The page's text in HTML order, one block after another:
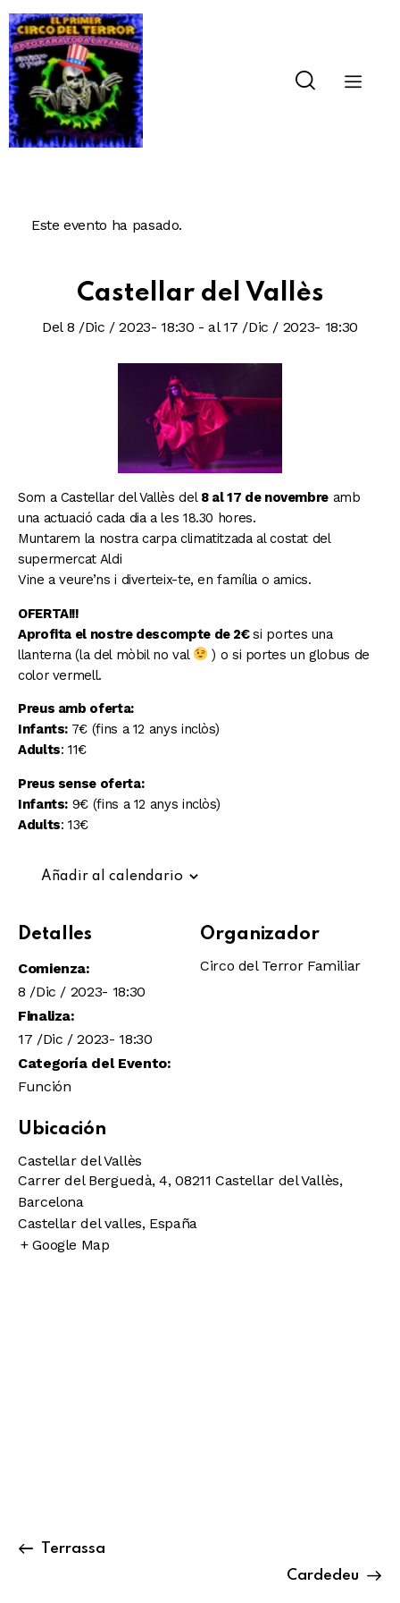
Este evento ha pasado.
Castellar del Vallès
Del 8 /Dic / 2023- 18:30 -al 17 /Dic / 2023- 18:30
Som a Castellar del Vallès del 8 al 17 de novembre amb
una actuació cada dia a les 18.30 hores.
Muntarem la nostra carpa climatitzada al costat del
supermercat Aldi
Vine a veure’ns i diverteix-te, en família o amics.
OFERTA!!!
Aprofita el nostre descompte de 2€si portes una
llanterna (la del mòbil no val
) o si portes un globus de
color vermell.
Preus amb oferta:
Infants: 7€ (fins a 12 anys inclòs)
Adults: 11€
Preus sense oferta:
Infants: 9€ (fins a 12 anys inclòs)
Adults: 13€
Añadir al calendario
Detalles
Comienza:
8 /Dic / 2023- 18:30
Finaliza:
17 /Dic / 2023- 18:30
Categoría del Evento:
Función
Organizador
Circo del Terror Familiar
Ubicación
Castellar del Vallès
Carrer del Berguedà, 4, 08211 Castellar del Vallès,
Barcelona
Castellar del valles, España
+ Google Map
Terrassa
Cardedeu